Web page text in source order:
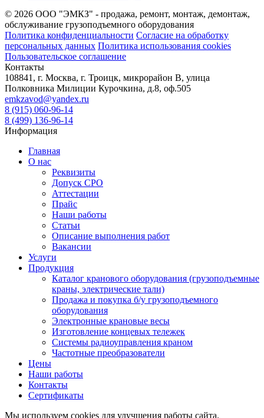
© 2026 ООО "ЭМКЗ" - продажа, ремонт, монтаж, демонтаж,
обслуживание грузоподъемного оборудования
Политика конфиденциальности Согласие на обработку
персональных данных Политика использования cookies
Пользовательское соглашение
Контакты
108841, г. Москва, г. Троицк, микрорайон В, улица
Полковника Милиции Курочкина, д.8, оф.505
emkzavod@yandex.ru
8 (915) 060-96-14
8 (499) 136-96-14
Информация
Главная
О нас
Реквизиты
Допуск СРО
Аттестации
Прайс
Наши работы
Статьи
Описание выполнения работ
Вакансии
Услуги
Продукция
Каталог кранового оборудования (грузоподъемные
краны, электрические тали)
Продажа и покупка б/у грузоподъемного
оборудования
Электронные крановые весы
Изготовление концевых тележек
Системы радиоуправления краном
Частотные преобразователи
Цены
Наши работы
Контакты
Сертификаты
Мы используем cookies для улучшения работы сайта.